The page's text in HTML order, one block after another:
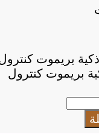
بريموت كنترول